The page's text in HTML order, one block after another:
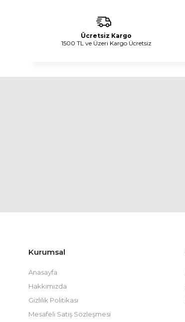
Ücretsiz Kargo
1500 TL ve Üzeri Kargo Ücretsiz
Kurumsal
Anasayfa
Hakkımızda
Gizlilik Politikası
Mesafeli Satış Sözleşmesi